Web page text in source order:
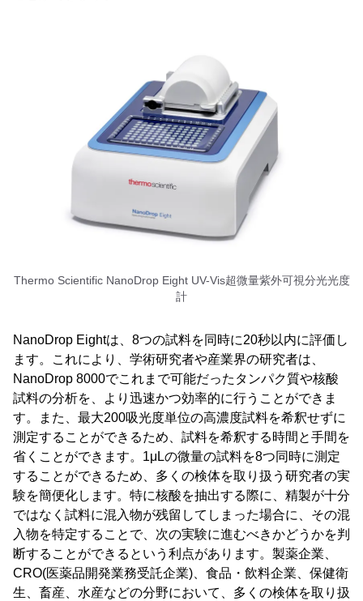
Thermo Scientific NanoDrop Eight UV-Vis超微量紫外可視分光光度
計
NanoDrop Eightは、8つの試料を同時に20秒以内に評価し
ます。これにより、学術研究者や産業界の研究者は、
NanoDrop 8000でこれまで可能だったタンパク質や核酸
試料の分析を、より迅速かつ効率的に行うことができま
す。また、最大200吸光度単位の高濃度試料を希釈せずに
測定することができるため、試料を希釈する時間と手間を
省くことができます。1μLの微量の試料を8つ同時に測定
することができるため、多くの検体を取り扱う研究者の実
験を簡便化します。特に核酸を抽出する際に、精製が十分
ではなく試料に混入物が残留してしまった場合に、その混
入物を特定することで、次の実験に進むべきかどうかを判
断することができるという利点があります。製薬企業、
CRO(医薬品開発業務受託企業)、食品・飲料企業、保健衛
生、畜産、水産などの分野において、多くの検体を取り扱